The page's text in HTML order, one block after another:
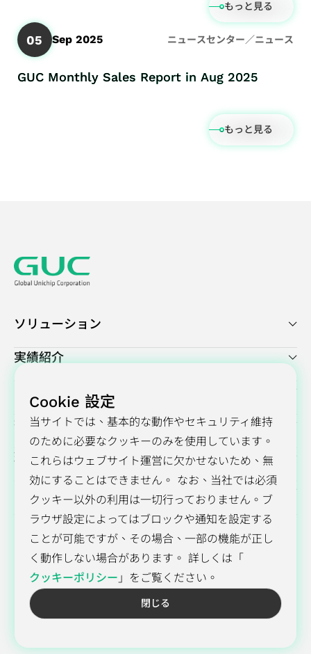
もっと見る
05 Sep 2025 ニュースセンター／ニュース
GUC Monthly Sales Report in Aug 2025
もっと見る
ソリューション
実績紹介
プレスセンター
投資家向け情報
環境・社会・ガバナンス（ESG）
GUCについて
採用情報 お問い合わせ
プライバシーポリシー
Cookie方針
© 2026 Global Unichip Corp. All Rights Reserved.
Cookie 設定
当サイトでは、基本的な動作やセキュリティ維持
のために必要なクッキーのみを使用しています。
これらはウェブサイト運営に欠かせないため、無
効にすることはできません。 なお、当社では必須
クッキー以外の利用は一切行っておりません。ブ
ラウザ設定によってはブロックや通知を設定する
ことが可能ですが、その場合、一部の機能が正し
く動作しない場合があります。 詳しくは「
クッキーポリシー 」をご覧ください。
閉じる